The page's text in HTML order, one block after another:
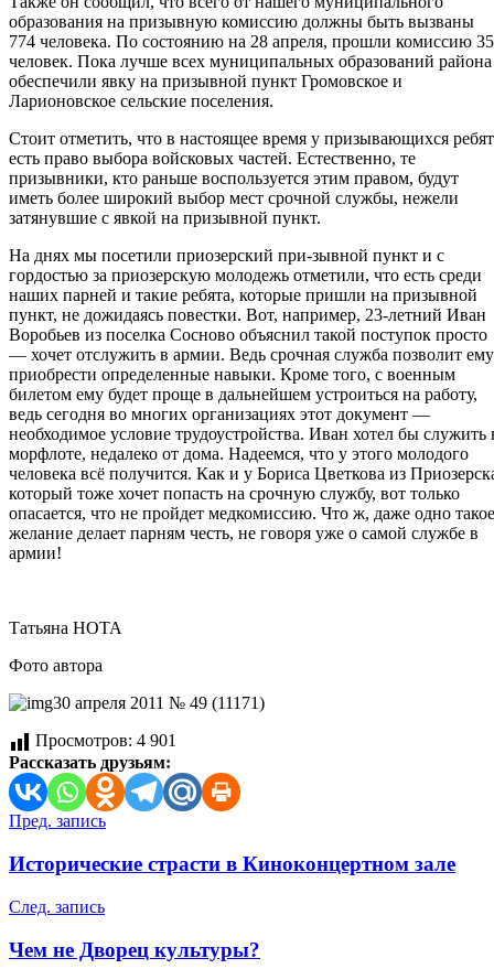
образования на призывную комиссию должны быть вызваны
774 человека. По состоянию на 28 апреля, прошли комиссию
человек. Пока лучше всех муниципальных образований района
обеспечили явку на призывной пункт Громовское и
Ларионовское сельские поселения.
Стоит отметить, что в настоящее время у призывающихся ребят
есть право выбора войсковых частей. Естественно, те
призывники, кто раньше воспользуется этим правом, будут
иметь более широкий выбор мест срочной службы, нежели
затянувшие с явкой на призывной пункт.
На днях мы посетили приозерский при-зывной пункт и с
гордостью за приозерскую молодежь отметили, что есть среди
наших парней и такие ребята, которые пришли на призывной
пункт, не дожидаясь повестки. Вот, например, 23-летний Иван
Воробьев из поселка Сосново объяснил такой поступок просто
— хочет отслужить в армии. Ведь срочная служба позволит ему
приобрести определенные навыки. Кроме того, с военным
билетом ему будет проще в дальнейшем устроиться на работу,
ведь сегодня во многих организациях этот документ —
необходимое условие трудоустройства. Иван хотел бы служить
морфлоте, недалеко от дома. Надеемся, что у этого молодого
человека всё получится. Как и у Бориса Цветкова из
который тоже хочет попасть на срочную службу, вот только
опасается, что не пройдет медкомиссию. Что ж, даже одно такое
желание делает парням честь, не говоря уже о самой службе в
армии!
Татьяна НОТА
Фото автора
30 апреля 2011 № 49 (11171)
Просмотров: 4 901
Рассказать друзьям:
Навигация
по
записям
Пред. запись
Исторические страсти в Киноконцертном зале
След. запись
Чем не Дворец культуры?